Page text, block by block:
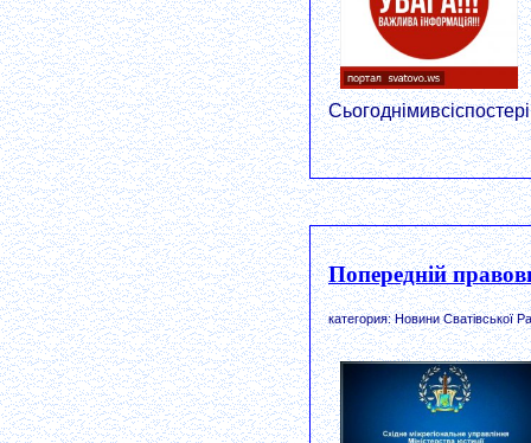
Попередній
категория: Новини Сватівської